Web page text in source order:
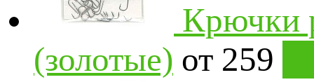
Крючки
(золотые) от 259